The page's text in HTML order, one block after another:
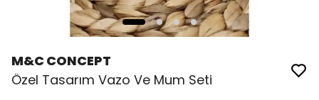
M&C CONCEPT
Özel Tasarım Vazo Ve Mum Seti